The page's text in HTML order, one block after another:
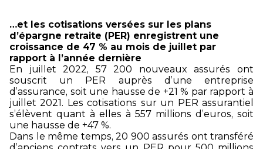
…et les cotisations versées sur les plans
d’épargne retraite (PER) enregistrent une
croissance de 47 % au mois de juillet par
rapport à l’année dernière
En juillet 2022, 57 200 nouveaux assurés ont
souscrit un PER auprès d’une entreprise
d’assurance, soit une hausse de +21 % par rapport à
juillet 2021. Les cotisations sur un PER assurantiel
s’élèvent quant à elles à 557 millions d’euros, soit
une hausse de +47 %.
Dans le même temps, 20 900 assurés ont transféré